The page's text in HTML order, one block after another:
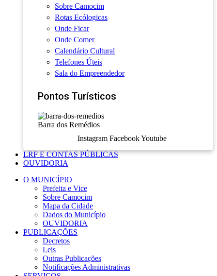
Sobre Camocim
Rotas Ecólogicas
Onde Ficar
Onde Comer
Calendário Cultural
Telefones Úteis
Sala do Empreendedor
Pontos Turísticos
Barra dos Remédios
Instagram Facebook Youtube
LRF E CONTAS PÚBLICAS
OUVIDORIA
O MUNICÍPIO
Prefeita e Vice
Sobre Camocim
Mapa da Cidade
Dados do Município
OUVIDORIA
PUBLICAÇÕES
Decretos
Leis
Outras Publicações
Notificações Administrativas